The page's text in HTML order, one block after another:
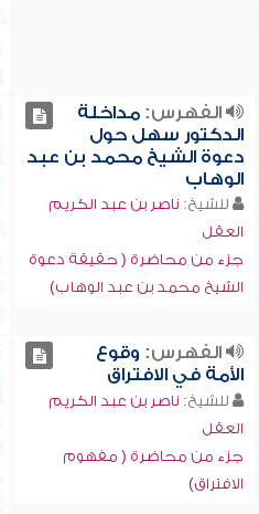
الفهرس:مداخلة
الدكتور سهل حول
دعوة الشيخ محمد بن عبد
الوهاب
للشيخ: ناصر بن عبد الكريم
العقل
جزء من محاضرة ( حقيقة دعوة
الشيخ محمد بن عبد الوهاب)
الفهرس: وقوع
الأمة في الافتراق
للشيخ: ناصر بن عبد الكريم
العقل
جزء من محاضرة ( مفهوم
الافتراق)